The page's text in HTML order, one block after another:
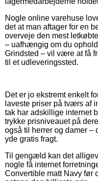
Nogle online varehuse
det at man aftager for en
overveje den mest
– uafhængig om du
Grindsted – vil være at få
til et udleveringssted.
Det er jo ekstremt enkelt
laveste priser på tværs af
tak har adskillige internet
trykke prisniveauet på
også til herrer og damer –
yde gratis fragt.
Til gengæld kan det
nogle få internet
Convertible matt Navy før